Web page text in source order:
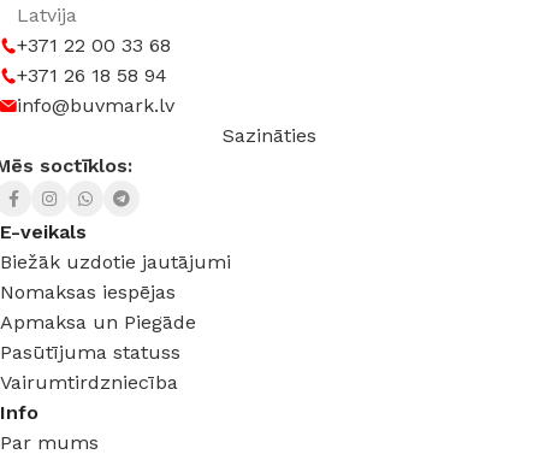
Latvija
+371 22 00 33 68
+371 26 18 58 94
info@buvmark.lv
Sazināties
soctīklos:
E-veikals
Biežāk uzdotie jautājumi
Nomaksas iespējas
Apmaksa un Piegāde
Pasūtījuma statuss
Vairumtirdzniecība
Info
Par mums